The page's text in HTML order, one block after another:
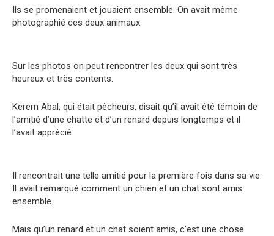
Ils se promenaient et jouaient ensemble. On avait même
photographié ces deux animaux.
Sur les photos on peut rencontrer les deux qui sont très
heureux et très contents.
Kerem Abal, qui était pêcheurs, disait qu’il avait été témoin de
l’amitié d’une chatte et d’un renard depuis longtemps et il
l’avait apprécié.
Il rencontrait une telle amitié pour la première fois dans sa vie.
Il avait remarqué comment un chien et un chat sont amis
ensemble.
Mais qu’un renard et un chat soient amis, c’est une chose